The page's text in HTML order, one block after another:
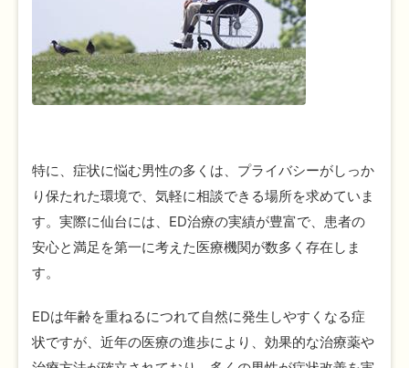
特に、症状に悩む男性の多くは、プライバシーがしっか
り保たれた環境で、気軽に相談できる場所を求めていま
す。実際に仙台には、ED治療の実績が豊富で、患者の
安心と満足を第一に考えた医療機関が数多く存在しま
す。
EDは年齢を重ねるにつれて自然に発生しやすくなる症
状ですが、近年の医療の進歩により、効果的な治療薬や